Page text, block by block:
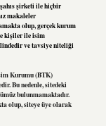
şirketi ile hiçbir
makaleler
olup, gerçek kurum
kişiler ile isim
ve tavsiye niteliği
Kurumu (BTK)
Bu nedenle, sitedeki
bulunmamaktadır.
olup, siteye üye olarak